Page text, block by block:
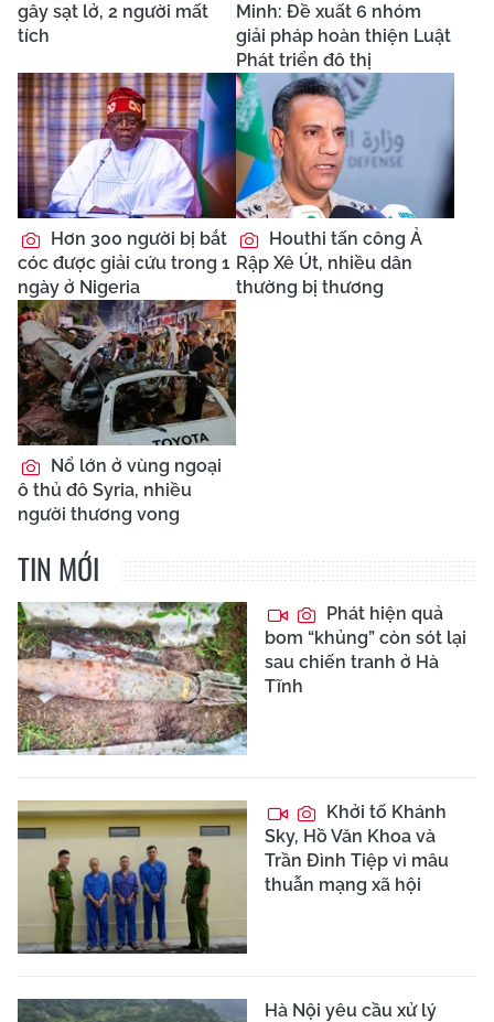
gây sạt lở, 2 người mất
tích
Minh: Đề xuất 6 nhóm
giải pháp hoàn thiện Luật
Phát triển đô thị
Hơn 300 người bị bắt
cóc được giải cứu trong 1
ngày ở Nigeria
Houthi tấn công Ả
Rập Xê Út, nhiều dân
thường bị thương
Nổ lớn ở vùng ngoại
ô thủ đô Syria, nhiều
người thương vong
TIN MỚI
Phát hiện quả
bom “khủng” còn sót lại
sau chiến tranh ở Hà
Tĩnh
Khởi tố Khánh
Sky, Hồ Văn Khoa và
Trần Đình Tiệp vì mâu
thuẫn mạng xã hội
Hà Nội yêu cầu xử lý